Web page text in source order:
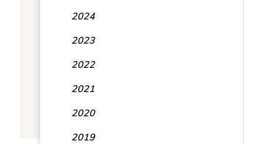
2024
2023
2022
2021
2020
2019